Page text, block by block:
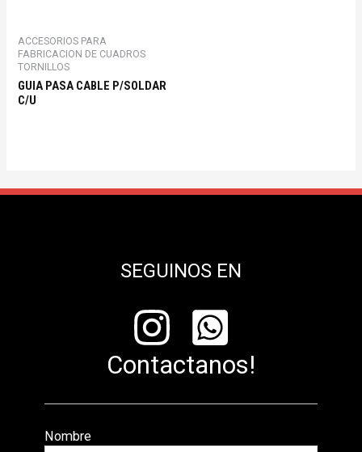
ACCESORIOS PARA
FABRICACION DE CUADROS
TORNILLOS
GUIA PASA CABLE P/SOLDAR
C/U
SEGUINOS EN
Contactanos!
Nombre